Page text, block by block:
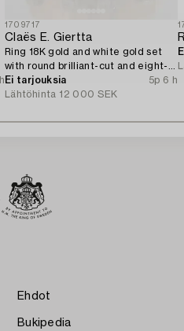
1709717
Claës E. Giertta
Ring 18K gold and white gold set
with round brilliant-cut and eight-
cut diamonds.
Ei tarjouksia
5p 6 h
Lähtöhinta 12 000 SEK
Ehdot
Bukipedia